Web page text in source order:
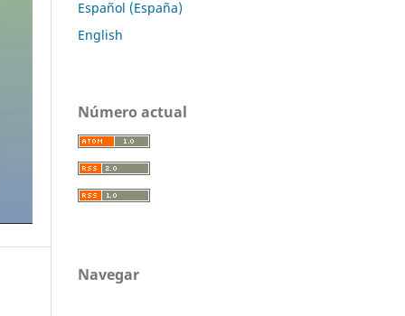
Español (España)
English
Número actual
Navegar